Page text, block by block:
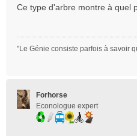
Ce type d'arbre montre à quel
"Le Génie consiste parfois à savoir
Forhorse
Econologue expert